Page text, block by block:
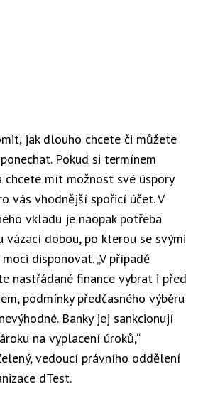
jak dlouho chcete či můžete
Pokud si termínem
mít možnost své úspory
vás vhodnější spořicí účet. V
vkladu je naopak potřeba
dobou, po kterou se svými
disponovat. „V případě
nastřádané finance vybrat i před
podmínky předčasného výběru
Banky jej sankcionují
na vyplacení úroků,“
vedoucí právního oddělení
dTest.